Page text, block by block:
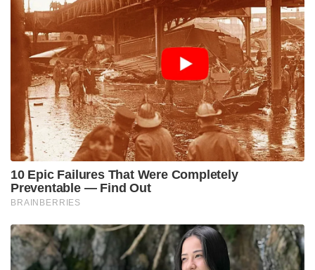
10 Epic Failures That Were Completely
Preventable — Find Out
BRAINBERRIES